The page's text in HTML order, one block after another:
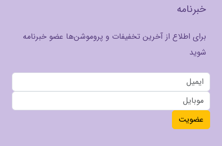
خبرنامه
برای اطلاع از آخرین تخفیفات و پروموشن‌ها عضو خبرنامه
شوید
عضویت